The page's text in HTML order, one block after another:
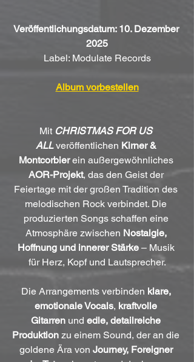
Veröffentlichungsdatum: 10. Dezember
2025
Label: Modulate Records
Album vorbestellen
Mit CHRISTMAS FOR US
ALL veröffentlichen Kirner &
Montcorbier ein außergewöhnliches
AOR-Projekt, das den Geist der
Feiertage mit der großen Tradition des
melodischen Rock verbindet. Die
produzierten Songs schaffen eine
Atmosphäre zwischen Nostalgie,
Hoffnung und innerer Stärke – Musik
für Herz, Kopf und Lautsprecher.
Die Arrangements verbinden klare,
emotionale Vocals, kraftvolle
Gitarren und edle, detailreiche
Produktion zu einem Sound, der an die
goldene Ära von Journey, Foreigner